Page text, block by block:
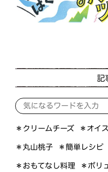
記
＊クリームチーズ ＊オイ
＊丸山桃子 ＊簡単レシピ
＊おもてなし料理 ＊ボリ